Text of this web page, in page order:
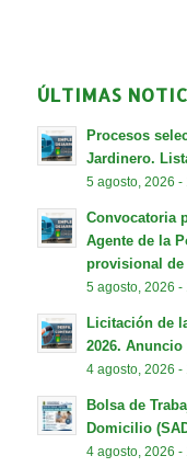
ÚLTIMAS
Procesos
Jardinero.
5 agosto, 2026 -
Convocatoria
Agente de la
provisional
5 agosto, 2026 -
Licitación de
2026.
4 agosto, 2026 -
Bolsa de
Domicilio
4 agosto, 2026 -